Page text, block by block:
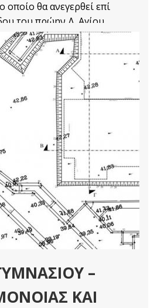
οποίο θα ανεγερθεί επί
του πρώην Δ. Αγίου
Προϋπολογισμός
Στατικές Μελέτες
–
ΚΑΙ